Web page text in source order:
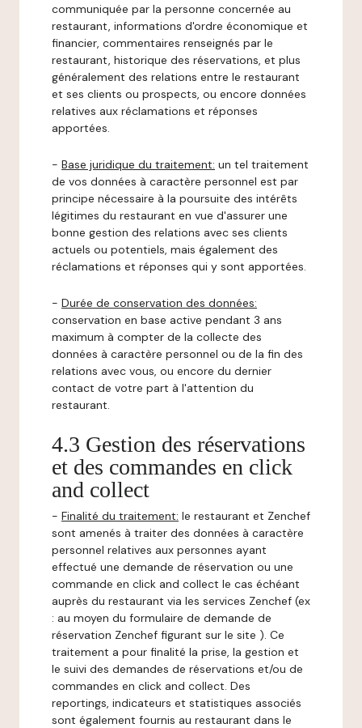
communiquée par la personne concernée au
restaurant, informations d'ordre économique et
financier, commentaires renseignés par le
restaurant, historique des réservations, et plus
généralement des relations entre le restaurant
et ses clients ou prospects, ou encore données
relatives aux réclamations et réponses
apportées.
- Base juridique du traitement: un tel traitement
de vos données à caractère personnel est par
principe nécessaire à la poursuite des intérêts
légitimes du restaurant en vue d'assurer une
bonne gestion des relations avec ses clients
actuels ou potentiels, mais également des
réclamations et réponses qui y sont apportées.
- Durée de conservation des données:
conservation en base active pendant 3 ans
maximum à compter de la collecte des
données à caractère personnel ou de la fin des
relations avec vous, ou encore du dernier
contact de votre part à l'attention du
restaurant.
4.3 Gestion des réservations
et des commandes en click
and collect
- Finalité du traitement: le restaurant et Zenchef
sont amenés à traiter des données à caractère
personnel relatives aux personnes ayant
effectué une demande de réservation ou une
commande en click and collect le cas échéant
auprès du restaurant via les services Zenchef (ex
: au moyen du formulaire de demande de
réservation Zenchef figurant sur le site ). Ce
traitement a pour finalité la prise, la gestion et
le suivi des demandes de réservations et/ou de
commandes en click and collect. Des
reportings, indicateurs et statistiques associés
sont également fournis au restaurant dans le